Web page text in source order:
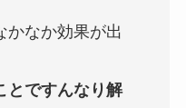
かなか効果が出
とですんなり解